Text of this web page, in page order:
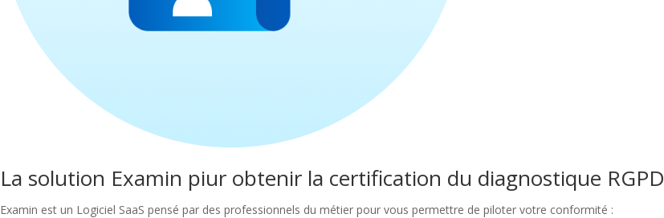
La solution Examin piur obtenir la certification du diagnostique RGPD
Examin est un Logiciel SaaS pensé par des professionnels du métier pour vous permettre de piloter votre conformité :